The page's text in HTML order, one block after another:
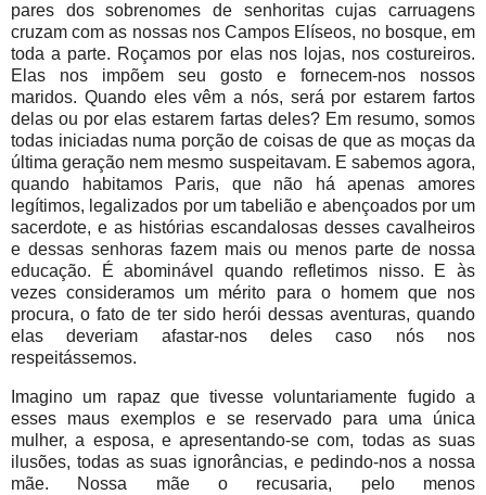
pares dos sobrenomes de senhoritas cujas carruagens
cruzam com as nossas nos Campos Elíseos, no bosque, em
toda a parte. Roçamos por elas nos lojas, nos costureiros.
Elas nos impõem seu gosto e fornecem-nos nossos
maridos. Quando eles vêm a nós, será por estarem fartos
delas ou por elas estarem fartas deles? Em resumo, somos
todas iniciadas numa porção de coisas de que as moças da
última geração nem mesmo suspeitavam. E sabemos agora,
quando habitamos Paris, que não há apenas amores
legítimos, legalizados por um tabelião e abençoados por um
sacerdote, e as histórias escandalosas desses cavalheiros
e dessas senhoras fazem mais ou menos parte de nossa
educação. É abominável quando refletimos nisso. E às
vezes consideramos um mérito para o homem que nos
procura, o fato de ter sido herói dessas aventuras, quando
elas deveriam afastar-nos deles caso nós nos
respeitássemos.
Imagino um rapaz que tivesse voluntariamente fugido a
esses maus exemplos e se reservado para uma única
mulher, a esposa, e apresentando-se com, todas as suas
ilusões, todas as suas ignorâncias, e pedindo-nos a nossa
mãe. Nossa mãe o recusaria, pelo menos